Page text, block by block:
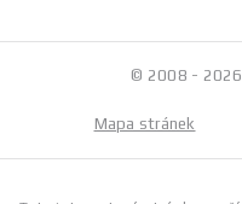
© 2008 - 2026
Mapa stránek